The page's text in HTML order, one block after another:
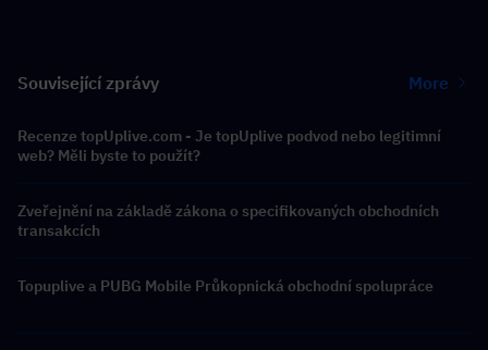
Související zprávy More
Recenze topUplive.com - Je topUplive podvod nebo legitimní
web? Měli byste to použít?
Zveřejnění na základě zákona o specifikovaných obchodních
transakcích
Topuplive a PUBG Mobile Průkopnická obchodní spolupráce